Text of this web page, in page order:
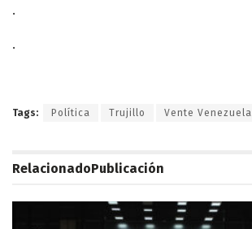
.
.
Tags: Política Trujillo Vente Venezuela
RelacionadoPublicación